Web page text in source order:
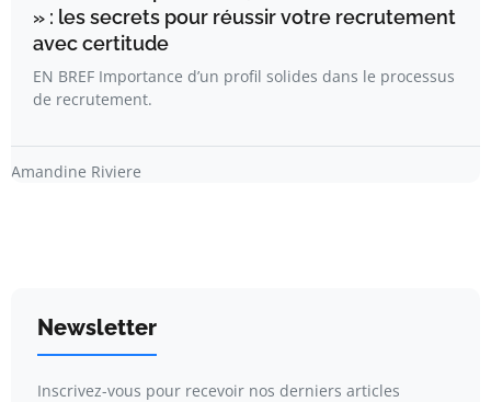
» : les secrets pour réussir votre recrutement
avec certitude
EN BREF Importance d’un profil solides dans le processus
de recrutement.
Amandine Riviere
Newsletter
Inscrivez-vous pour recevoir nos derniers articles